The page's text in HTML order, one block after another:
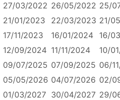
27/03/2022 26/05/2022 25/
21/01/2023 22/03/2023 21/
17/11/2023 16/01/2024
16/
12/09/2024 11/11/2024
10/
09/07/2025 07/09/2025 06/
05/05/2026 04/07/2026 02/
01/03/2027 30/04/2027 29/